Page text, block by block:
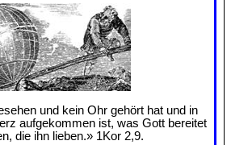
und kein Ohr gehört hat und in
aufgekommen ist, was Gott bereitet
die ihn lieben.» 1Kor 2,9.